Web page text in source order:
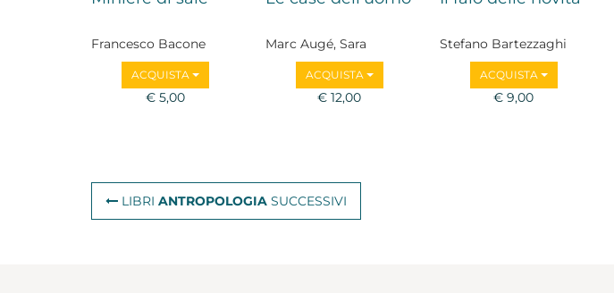
Francesco Bacone
ACQUISTA
€ 5,00
Marc Augé, Sara
Boffito, Felice Cimatti,
Giuseppe Civitarese,
Adriano Favole,
ACQUISTA
€ 12,00
Stefano Bartezzaghi
ACQUISTA
€ 9,00
LIBRI ANTROPOLOGIA SUCCESSIVI